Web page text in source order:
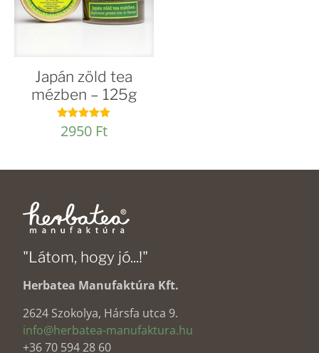
Japán zöld tea
mézben – 125g
Értékelés:
4.90
2950 Ft
"Látom, hogy jó...!"
Herbatea Manufaktúra Kft.
2624 Szokolya, Hársfa utca 9.
info@herbatea-manufaktura.hu
+36 70 594 28 60